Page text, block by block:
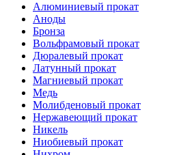
Алюминиевый прокат
Аноды
Бронза
Вольфрамовый прокат
Дюралевый прокат
Латунный прокат
Магниевый прокат
Медь
Молибденовый прокат
Нержавеющий прокат
Никель
Ниобиевый прокат